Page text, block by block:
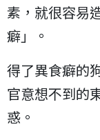
素，就很容易
癖」。
得了異食癖的
官意想不到的
惑。